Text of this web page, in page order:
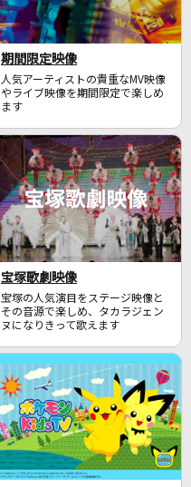
期間限定映像
人気アーティストの貴重なMV映像
やライブ映像を期間限定で楽しめ
ます
宝塚歌劇映像
宝塚の人気演目をステージ映像と
その音源で楽しめ、タカラジェン
ヌになりきって歌えます